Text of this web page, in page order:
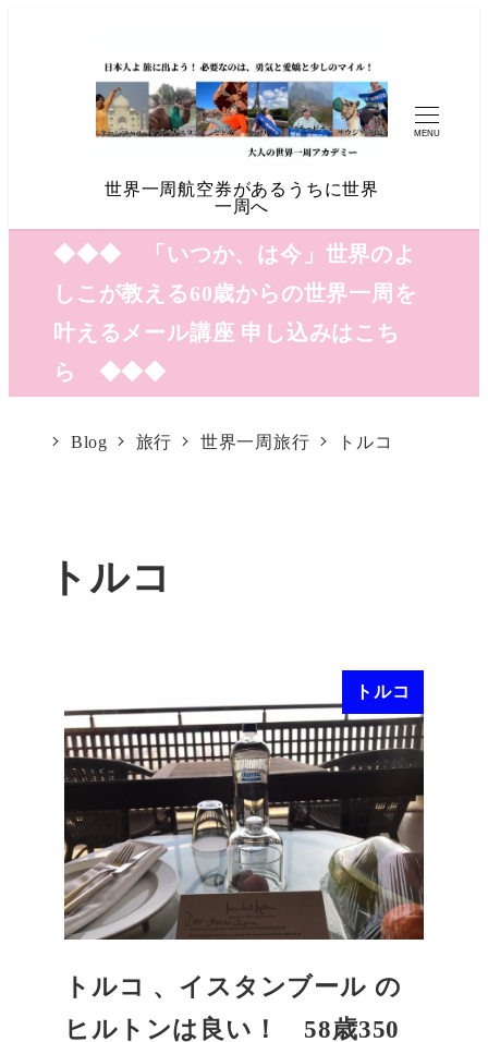
世界一周航空券があるうちに世界
一周へ
MENU
◆◆◆ 「いつか、は今」世界のよ
しこが教える60歳からの世界一周を
叶えるメール講座 申し込みはこち
ら ◆◆◆
Blog 旅行 世界一周旅行 トルコ
トルコ
トルコ
トルコ 、イスタンブール の
ヒルトンは良い！ 58歳350